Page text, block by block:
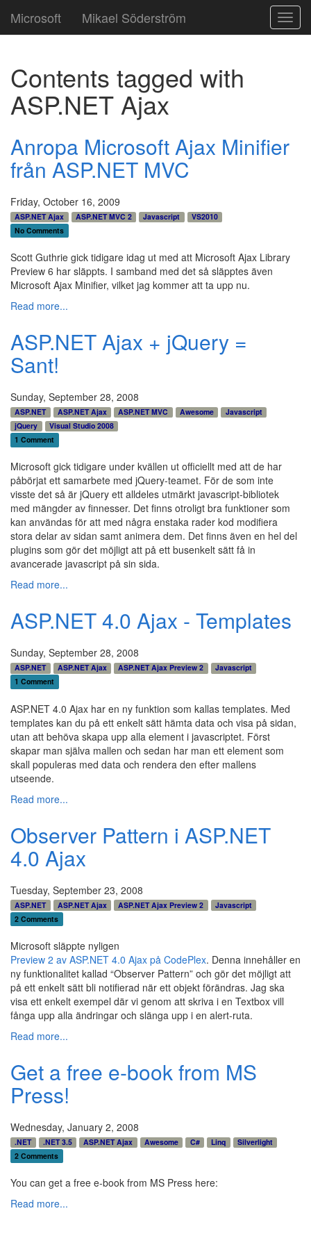
Microsoft Mikael Söderström
Contents tagged with
ASP.NET Ajax
Anropa Microsoft Ajax Minifier
från ASP.NET MVC
Friday, October 16, 2009
ASP.NET Ajax ASP.NET MVC 2 Javascript
VS2010
No Comments
Scott Guthrie gick tidigare idag ut med att Microsoft Ajax Library
Preview 6 har släppts. I samband med det så släpptes även
Microsoft Ajax Minifier, vilket jag kommer att ta upp nu.
Read more...
ASP.NET Ajax + jQuery =
Sant!
Sunday, September 28, 2008
ASP.NET ASP.NET Ajax ASP.NET MVC Awesome
Javascript
jQuery
Visual Studio 2008
1 Comment
Microsoft gick tidigare under kvällen ut officiellt med att de har
påbörjat ett samarbete med jQuery-teamet. För de som inte
visste det så är jQuery ett alldeles utmärkt javascript-bibliotek
med mängder av finnesser. Det finns otroligt bra funktioner som
kan användas för att med några enstaka rader kod modifiera
stora delar av sidan samt animera dem. Det finns även en hel del
plugins som gör det möjligt att på ett busenkelt sätt få in
avancerade javascript på sin sida.
Read more...
ASP.NET 4.0 Ajax - Templates
Sunday, September 28, 2008
ASP.NET ASP.NET Ajax ASP.NET Ajax Preview 2
Javascript
1 Comment
ASP.NET 4.0 Ajax har en ny funktion som kallas templates. Med
templates kan du på ett enkelt sätt hämta data och visa på sidan,
utan att behöva skapa upp alla element i javascriptet. Först
skapar man själva mallen och sedan har man ett element som
skall populeras med data och rendera den efter mallens
utseende.
Read more...
Observer Pattern i ASP.NET
4.0 Ajax
Tuesday, September 23, 2008
ASP.NET ASP.NET Ajax ASP.NET Ajax Preview 2
Javascript
2 Comments
Microsoft släppte nyligen
Preview 2 av ASP.NET 4.0 Ajax på CodePlex. Denna innehåller en
ny funktionalitet kallad “Observer Pattern” och gör det möjligt att
på ett enkelt sätt bli notifierad när ett objekt förändras. Jag ska
visa ett enkelt exempel där vi genom att skriva i en Textbox vill
fånga upp alla ändringar och slänga upp i en alert-ruta.
Read more...
Get a free e-book from MS
Press!
Wednesday, January 2, 2008
.NET .NET 3.5 ASP.NET Ajax Awesome C# Linq
Silverlight
2 Comments
You can get a free e-book from MS Press here:
Read more...